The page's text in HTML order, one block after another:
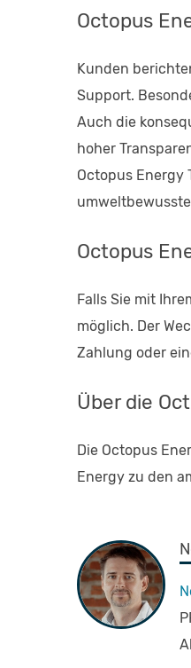
Octopus
Kunden
Support.
Auch die
hoher
Octopus Energy
Octopus
Falls Sie mit
möglich. Der
Zahlung oder
Über die
Die Octopus
Energy zu den